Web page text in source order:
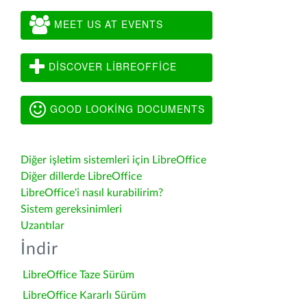
MEET US AT EVENTS
DISCOVER LIBREOFFICE
GOOD LOOKING DOCUMENTS
Diğer işletim sistemleri için LibreOffice
Diğer dillerde LibreOffice
LibreOffice'i nasıl kurabilirim?
Sistem gereksinimleri
Uzantılar
İndir
LibreOffice Taze Sürüm
LibreOffice Kararlı Sürüm